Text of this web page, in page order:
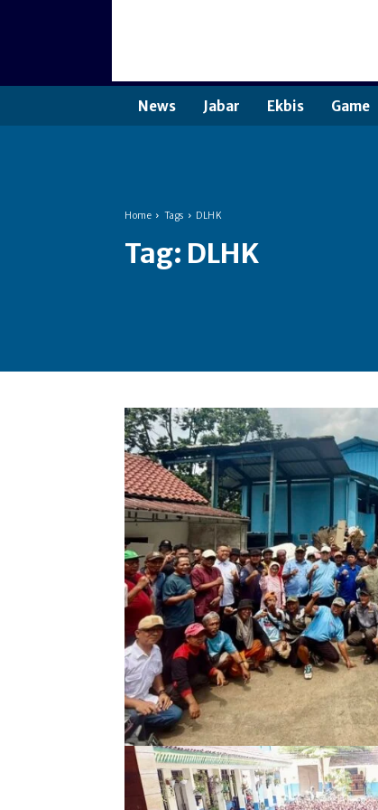
News Jabar Ekbis Game
Home Tags DLHK
Tag: DLHK